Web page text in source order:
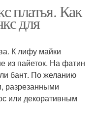
платья. Как
для
К лифу майки
из пайеток. На фатин
бант. По желанию
разрезанными
или декоративным